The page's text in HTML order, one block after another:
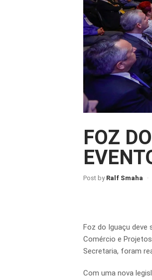
FOZ
Post by Ralf Smaha
Foz do Iguaçu
Comércio e
Secretaria, foram
Com uma nova